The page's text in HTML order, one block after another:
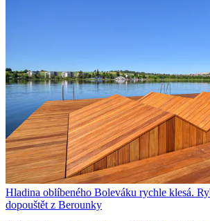
Hladina oblíbeného Boleváku rychle klesá.
dopouštět z Berounky